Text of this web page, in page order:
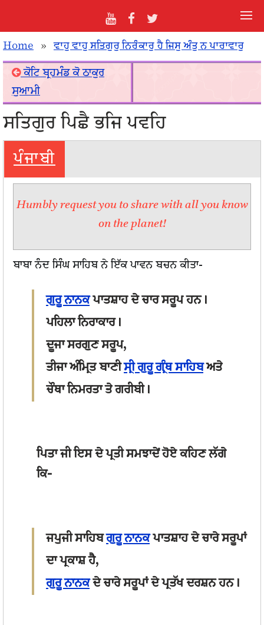
Home »ਵਾਹੁ ਵਾਹੁ ਸਤਿਗੁਰੁ ਨਿਰੰਕਾਰੁ ਹੈ ਜਿਸੁ ਅੰਤੁ ਨ ਪਾਰਾਵਾਰੁ
ਕੋਟਿ ਬ੍ਰਹਮੰਡ ਕੋ ਠਾਕੁਰ
ਸੁਆਮੀ
ਸਤਿਗੁਰ ਪਿਛੈ ਭਜਿ ਪਵਹਿ
ਪੰਜਾਬੀ
Humbly request you to share with all you know
on the planet!
ਬਾਬਾ ਨੰਦ ਸਿੰਘ ਸਾਹਿਬ ਨੇ ਇੱਕ ਪਾਵਨ ਬਚਨ ਕੀਤਾ-
ਗੁਰੂ ਨਾਨਕਪਾਤਸ਼ਾਹ ਦੇ ਚਾਰ ਸਰੂਪ ਹਨ।
ਪਹਿਲਾ ਨਿਰਾਕਾਰ।
ਦੂਜਾ ਸਰਗੁਣ ਸਰੂਪ,
ਤੀਜਾ ਅੰਮ੍ਰਿਤ ਬਾਣੀਸ੍ਰੀ ਗੁਰੂ ਗ੍ਰੰਥ ਸਾਹਿਬਅਤੇ
ਚੌਥਾ ਨਿਮਰਤਾ ਤੇ ਗਰੀਬੀ।
ਪਿਤਾ ਜੀ ਇਸ ਦੇ ਪ੍ਰਤੀ ਸਮਝਾਦੇਂ ਹੋਏ ਕਹਿਣ ਲੱਗੇ
ਕਿ-
ਜਪੁਜੀ ਸਾਹਿਬਗੁਰੂ ਨਾਨਕਪਾਤਸ਼ਾਹ ਦੇ ਚਾਰੇ ਸਰੂਪਾਂ
ਦਾ ਪ੍ਰਕਾਸ਼ ਹੈ,
ਗੁਰੂ ਨਾਨਕਦੇ ਚਾਰੇ ਸਰੂਪਾਂ ਦੇ ਪ੍ਰਤੱਖ ਦਰਸ਼ਨ ਹਨ।